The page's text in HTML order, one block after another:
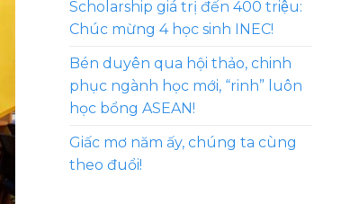
Scholarship giá trị đến 400 triệu:
Chúc mừng 4 học sinh INEC!
Bén duyên qua hội thảo, chinh
phục ngành học mới, “rinh” luôn
học bổng ASEAN!
Giấc mơ năm ấy, chúng ta cùng
theo đuổi!